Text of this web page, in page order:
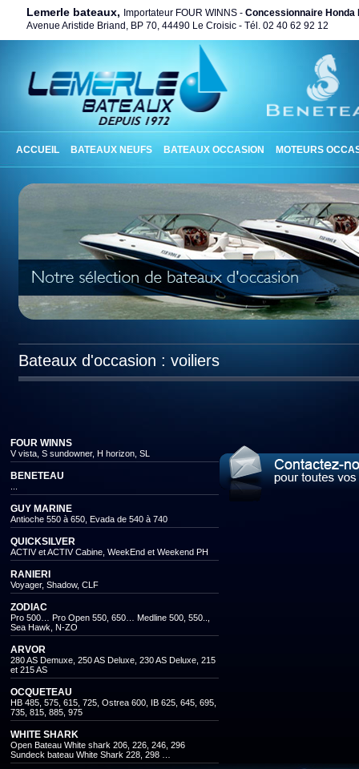
Lemerle bateaux, Importateur FOUR WINNS - Concessionnaire Honda
Avenue Aristide Briand, BP 70, 44490 Le Croisic - Tél. 02 40 62 92 12
ACCUEIL BATEAUX NEUFS BATEAUX OCCASION MOTEURS
Bateaux d'occasion : voiliers
FOUR WINNS
V vista, S sundowner, H horizon, SL
BENETEAU
GUY MARINE
Antioche 550 à 650, Evada de 540 à 740
QUICKSILVER
ACTIV et ACTIV Cabine, WeekEnd et Weekend PH
RANIERI
Voyager, Shadow, CLF
ZODIAC
Pro 500… Pro Open 550, 650… Medline 500, 550..,
Sea Hawk, N-ZO
ARVOR
280 AS Demuxe, 250 AS Deluxe, 230 AS Deluxe, 215
et 215 AS
OCQUETEAU
HB 485, 575, 615, 725, Ostrea 600, IB 625, 645, 695,
735, 815, 885, 975
WHITE SHARK
Open Bateau White shark 206, 226, 246, 296
Sundeck bateau White Shark 228, 298 …